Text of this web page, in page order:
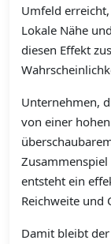
Umfeld
Lokale Nähe
diesen Effekt
Unternehmen,
von einer
entsteht ein
Reichweite und
Damit bleibt